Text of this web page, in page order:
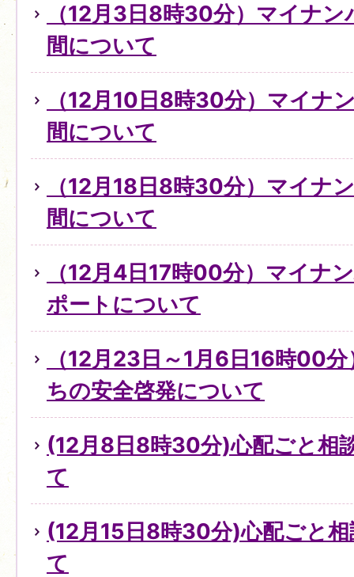
（12月3日8時30分）マイナ
間について
（12月10日8時30分）マイナ
間について
（12月18日8時30分）マイナ
間について
（12月4日17時00分）マイナ
ポートについて
（12月23日～1月6日16時00
ちの安全啓発について
(12月8日8時30分)心配ごと相
て
(12月15日8時30分)心配ごと
て